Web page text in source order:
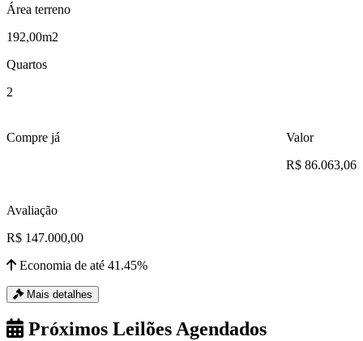
Área terreno
192,00m2
Quartos
2
Compre já
Valor
R$ 86.063,06
Avaliação
R$ 147.000,00
Economia de até 41.45%
Mais detalhes
Próximos Leilões Agendados